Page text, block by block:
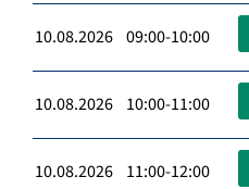
10.08.2026 09:00-10:00
10.08.2026 10:00-11:00
10.08.2026 11:00-12:00